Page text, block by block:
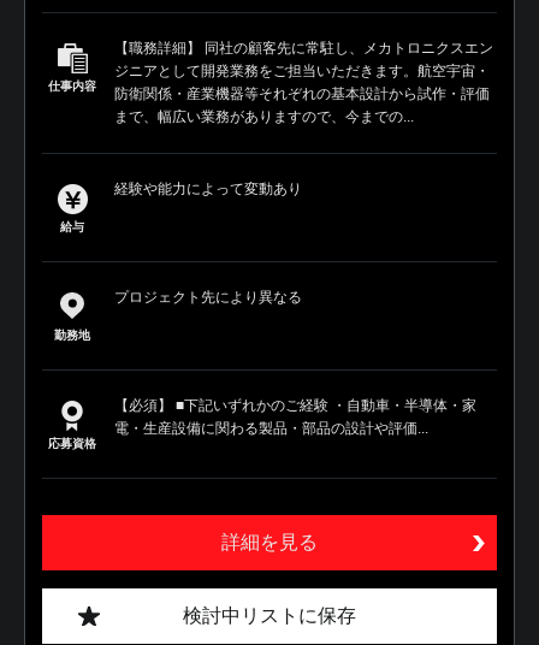
仕事内容
【職務詳細】 同社の顧客先に常駐し、メカトロニクスエン
ジニアとして開発業務をご担当いただきます。航空宇宙・
防衛関係・産業機器等それぞれの基本設計から試作・評価
まで、幅広い業務がありますので、今までの...
給与
経験や能力によって変動あり
勤務地
プロジェクト先により異なる
応募資格
【必須】 ■下記いずれかのご経験 ・自動車・半導体・家
電・生産設備に関わる製品・部品の設計や評価...
詳細を見る
検討中リストに保存